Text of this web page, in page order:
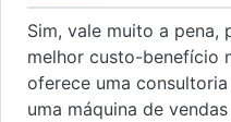
Sim, vale muito a pena,
melhor custo-benefício
oferece uma
uma máquina de